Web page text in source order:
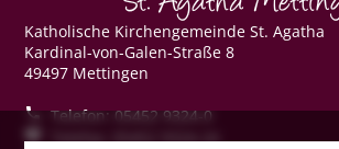
Katholische Kirchengemeinde St. Agatha
Kardinal-von-Galen-Straße 8
49497 Mettingen
Telefon: 05452 9324-0
Telefax: 05452 9324-24